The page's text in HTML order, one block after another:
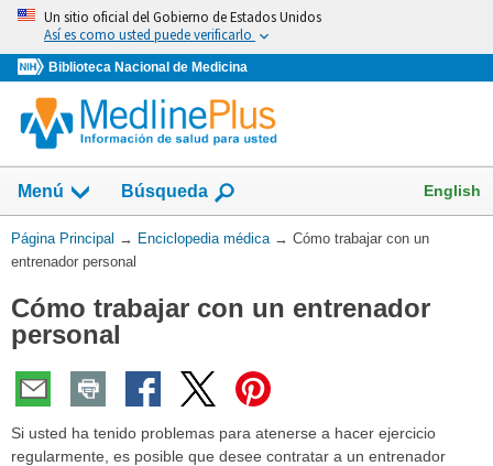
Omita
vaya
al
Contenido
Un sitio oficial del Gobierno de Estados Unidos
Así es como usted puede verificarlo
Biblioteca Nacional de Medicina
Menú Búsqueda English
Usted
está
Página Principal → Enciclopedia médica → Cómo trabajar con un
entrenador personal
Cómo trabajar con un entrenador
personal
Si usted ha tenido problemas para atenerse a hacer ejercicio
regularmente, es posible que desee contratar a un entrenador